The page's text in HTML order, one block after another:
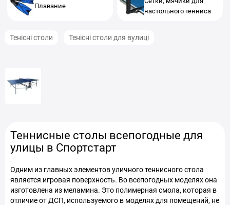
Плавание
настольного тенниса
Тенісні столи Тенісні столи для вулиці
Теннисные столы всепогодные для
улицы в Спортстарт
Одним из главных элементов уличного теннисного стола
является игровая поверхность. Во всепогодных моделях она
изготовлена из меламина. Это полимерная смола, которая в
отличие от ДСП, используемого в моделях для помещений, не